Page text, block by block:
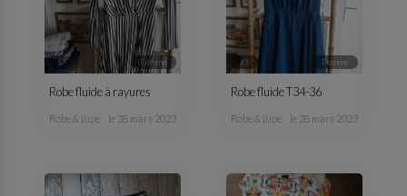
S femme
Robe fluide à rayures
robe & jupe le 28 mars 2023
XS femme
Robe fluide T34-36
robe & jupe le 28 mars 2023